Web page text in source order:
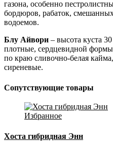
газона, особенно
бордюров, рабаток,
водоемов.
Блу Айвори – высота куста
плотные, сердцевидной
по краю сливочно-белая
сиреневые.
Сопутствующие товары
Избранное
Хоста гибридная Энн